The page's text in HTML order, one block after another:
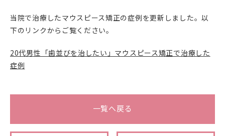
当院で治療したマウスピース矯正の症例を更新しました。以
下のリンクからご覧ください。
20代男性「歯並びを治したい」マウスピース矯正で治療した
症例
一覧へ戻る